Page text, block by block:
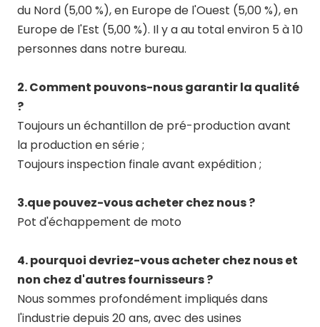
du Nord (5,00 %), en Europe de l'Ouest (5,00 %), en
Europe de l'Est (5,00 %). Il y a au total environ 5 à 10
personnes dans notre bureau.
2. Comment pouvons-nous garantir la qualité
?
Toujours un échantillon de pré-production avant
la production en série ;
Toujours inspection finale avant expédition ;
3.que pouvez-vous acheter chez nous ?
Pot d'échappement de moto
4. pourquoi devriez-vous acheter chez nous et
non chez d'autres fournisseurs ?
Nous sommes profondément impliqués dans
l'industrie depuis 20 ans, avec des usines